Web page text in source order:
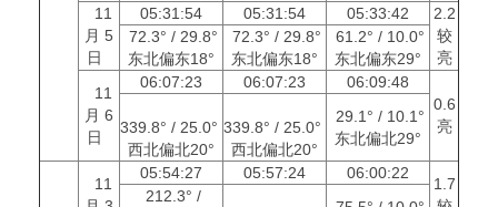
11
月 5
日
05:31:54 05:31:54 05:33:42
2.2
较
亮
72.3° / 29.8°
东北偏东18°
72.3° / 29.8°
东北偏东18°
61.2° / 10.0°
东北偏东29°
11
月 6
日
06:07:23 06:07:23
06:09:48
0.6
亮
339.8° / 25.0°
西北偏北20°
339.8° / 25.0°
西北偏北20°
29.1° / 10.1°
东北偏北29°
11
05:54:27 05:57:24 06:00:22
1.7
212.3° /